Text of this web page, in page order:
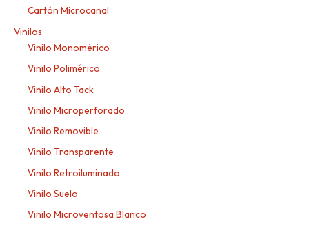
Cartón Microcanal
Vinilos
Vinilo Monomérico
Vinilo Polimérico
Vinilo Alto Tack
Vinilo Microperforado
Vinilo Removible
Vinilo Transparente
Vinilo Retroiluminado
Vinilo Suelo
Vinilo Microventosa Blanco